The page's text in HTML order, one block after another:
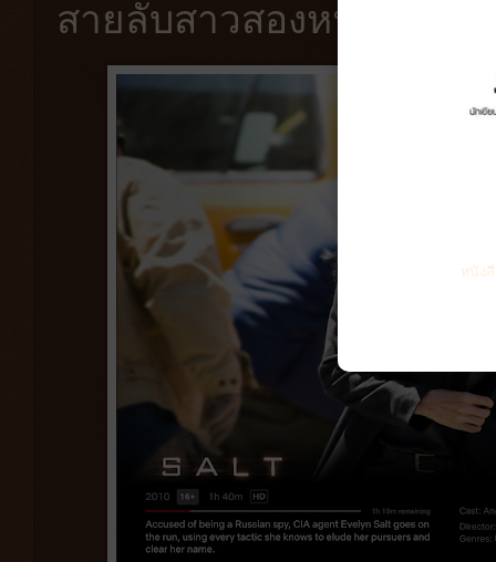
สายลับสาวสองหน้าชาวรั
หนัง